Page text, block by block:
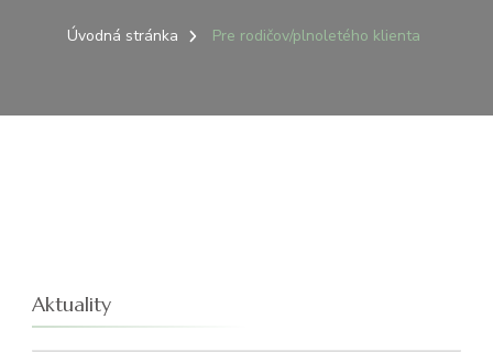
Úvodná stránka Pre rodičov/plnoletého klienta
Aktuality